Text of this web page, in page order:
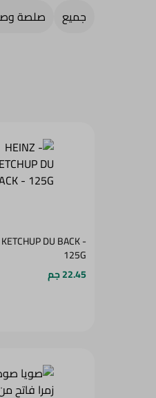
جميع
صلصة
DU BACK -
125G
22.45 جم